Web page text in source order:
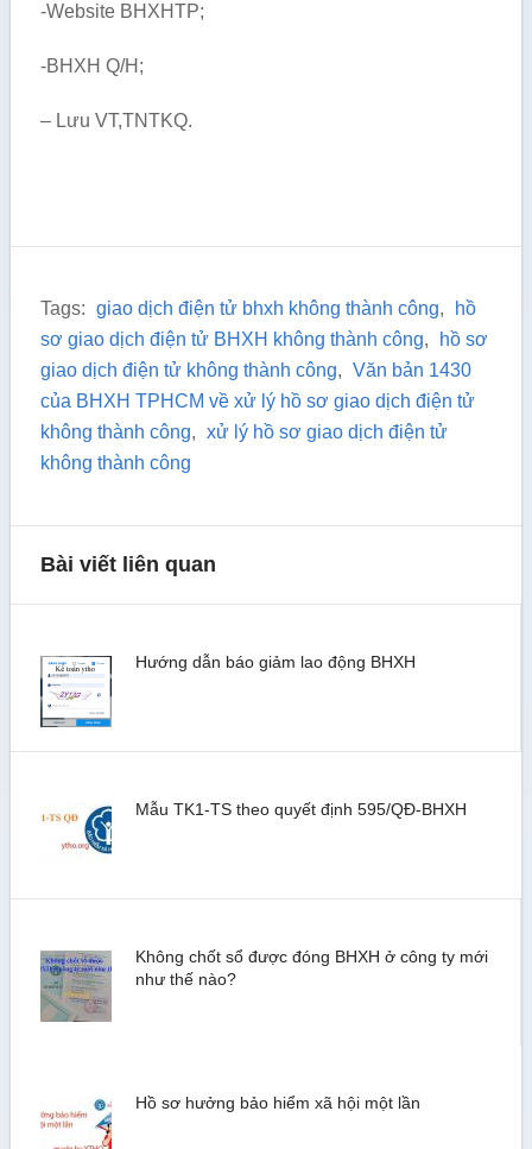
-Website BHXHTP;
-BHXH Q/H;
– Lưu VT,TNTKQ.
Tags: giao dịch điện tử bhxh không thành công,
hồ
sơ giao dịch điện tử BHXH không thành công,
hồ sơ
giao dịch điện tử không thành công, Văn bản 1430
của BHXH TPHCM về xử lý hồ sơ giao dịch điện tử
không thành công, xử lý hồ sơ giao dịch điện tử
không thành công
Bài viết liên quan
Hướng dẫn báo giảm lao động BHXH
Mẫu TK1-TS theo quyết định 595/QĐ-BHXH
Không chốt sổ được đóng BHXH ở công ty mới
như thế nào?
Hồ sơ hưởng bảo hiểm xã hội một lần